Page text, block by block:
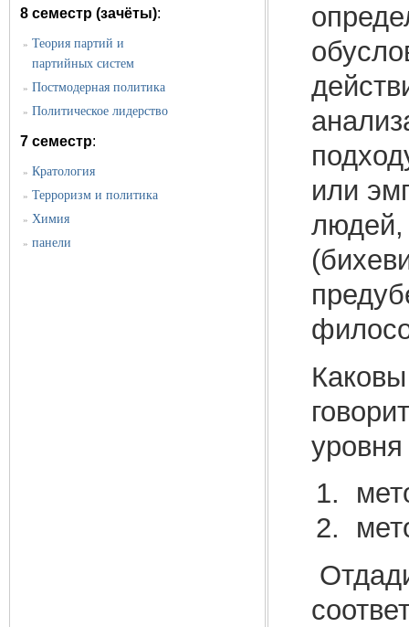
8 семестр (зачёты):
» Теория партий и
партийных систем
» Постмодерная политика
» Политическое лидерство
7 семестр:
» Кратология
» Терроризм и политика
» Химия
» панели
или
людей,